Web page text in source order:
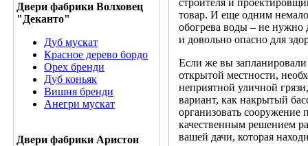
Двери фабрики Волховец
"Деканто"
Дуб мускат
Красное дерево бордо
Орех бренди
Дуб коньяк
Вишня бренди
Анегри мускат
Двери фабрики Аристон
строителя и
товар. И еще одним
обогрева воды – не нужно
и довольно опасно для
Если же вы
открытой местности,
неприятной уличной
вариант, как накрытый
организовать сооружение
качественным решением
вашей дачи, которая